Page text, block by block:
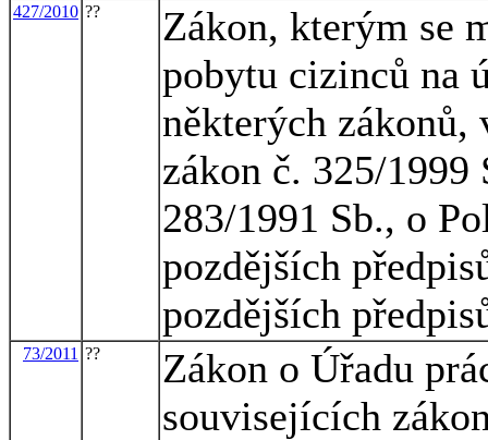
427/2010 ??
Zákon, kterým se
pobytu cizinců na
některých zákonů,
zákon č. 325/1999
283/1991 Sb., o
pozdějších
pozdějších
73/2011 ??
Zákon o Úřadu
souvisejících